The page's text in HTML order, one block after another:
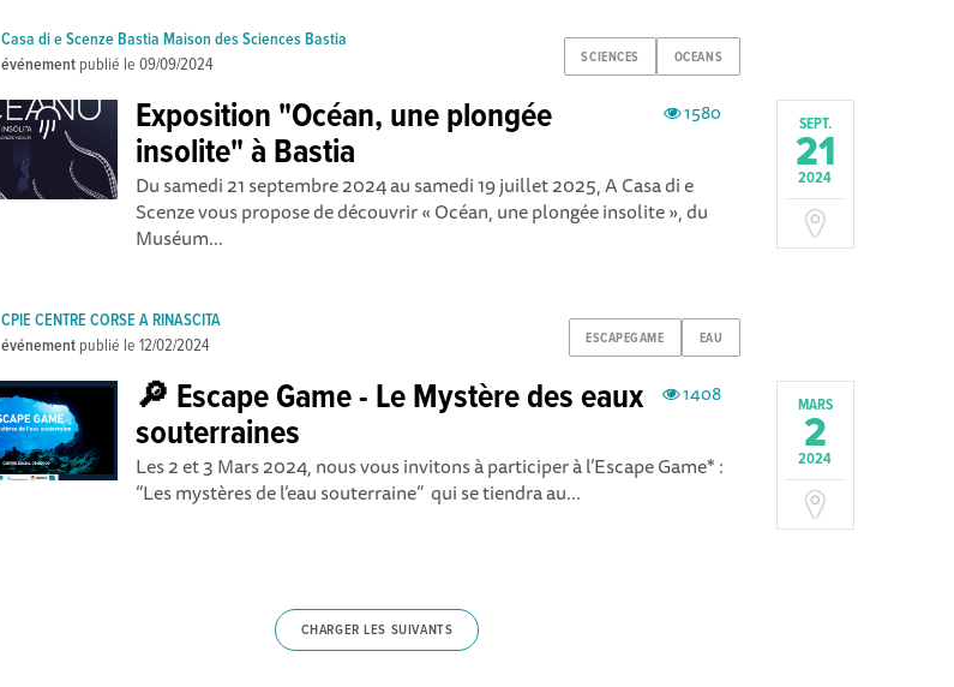
SCIENCES OCEANS
Casa di e Scenze Bastia Maison des Sciences Bastia
événement publié le09/09/2024
SEPT.
21
2024
1580
Exposition "Océan, une plongée
insolite" à Bastia
Du samedi 21 septembre 2024 au samedi 19 juillet 2025, A Casa di e
Scenze vous propose de découvrir « Océan, une plongée insolite », du
Muséum...
ESCAPEGAME EAU
CPIE CENTRE CORSE A RINASCITA
événement publié le12/02/2024
MARS
2
2024
1408
🔎 Escape Game - Le Mystère des eaux
souterraines
Les 2 et 3 Mars 2024, nous vous invitons à participer à l’Escape Game* :
“Les mystères de l’eau souterraine” qui se tiendra au...
CHARGER LES SUIVANTS